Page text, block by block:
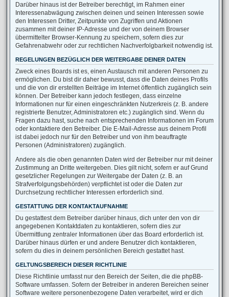
Darüber hinaus ist der Betreiber berechtigt, im Rahmen einer
Interessenabwägung zwischen deinen und seinen Interessen sowie
den Interessen Dritter, Zeitpunkte von Zugriffen und Aktionen
zusammen mit deiner IP-Adresse und der von deinem Browser
übermittelter Browser-Kennung zu speichern, sofern dies zur
Gefahrenabwehr oder zur rechtlichen Nachverfolgbarkeit notwendig ist.
REGELUNGEN BEZÜGLICH DER WEITERGABE DEINER DATEN
Zweck eines Boards ist es, einen Austausch mit anderen Personen zu
ermöglichen. Du bist dir daher bewusst, dass die Daten deines Profils
und die von dir erstellten Beiträge im Internet öffentlich zugänglich sein
können. Der Betreiber kann jedoch festlegen, dass einzelne
Informationen nur für einen eingeschränkten Nutzerkreis (z. B. andere
registrierte Benutzer, Administratoren etc.) zugänglich sind. Wenn du
Fragen dazu hast, suche nach entsprechenden Informationen im Forum
oder kontaktiere den Betreiber. Die E-Mail-Adresse aus deinem Profil
ist dabei jedoch nur für den Betreiber und von ihm beauftragte
Personen (Administratoren) zugänglich.
Andere als die oben genannten Daten wird der Betreiber nur mit deiner
Zustimmung an Dritte weitergeben. Dies gilt nicht, sofern er auf Grund
gesetzlicher Regelungen zur Weitergabe der Daten (z. B. an
Strafverfolgungsbehörden) verpflichtet ist oder die Daten zur
Durchsetzung rechtlicher Interessen erforderlich sind.
GESTATTUNG DER KONTAKTAUFNAHME
Du gestattest dem Betreiber darüber hinaus, dich unter den von dir
angegebenen Kontaktdaten zu kontaktieren, sofern dies zur
Übermittlung zentraler Informationen über das Board erforderlich ist.
Darüber hinaus dürfen er und andere Benutzer dich kontaktieren,
sofern du dies in deinem persönlichen Bereich gestattet hast.
GELTUNGSBEREICH DIESER RICHTLINIE
Diese Richtlinie umfasst nur den Bereich der Seiten, die die phpBB-
Software umfassen. Sofern der Betreiber in anderen Bereichen seiner
Software weitere personenbezogene Daten verarbeitet, wird er dich